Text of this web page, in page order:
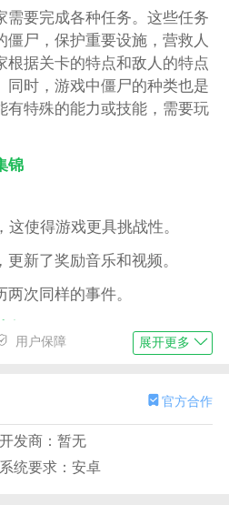
需要完成各种任务。这些任务
僵尸，保护重要设施，营救人
根据关卡的特点和敌人的特点
同时，游戏中僵尸的种类也是
有特殊的能力或技能，需要玩
锦
使得游戏更具挑战性。
新了奖励音乐和视频。
次同样的事件。
战模式，消灭一大波僵尸最终
防射击活动，打败敌人，取得
同的僵尸开者战斗，而这些
用户保障 展开更多
官方合作
开发商：暂无
系统要求：安卓